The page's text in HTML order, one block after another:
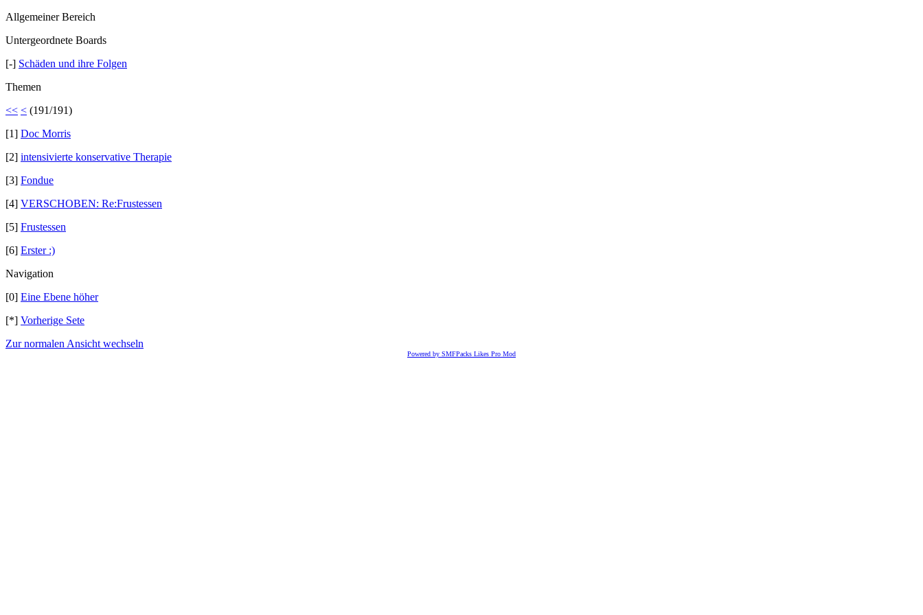
Allgemeiner Bereich
Untergeordnete Boards
[-] Schäden und ihre Folgen
Themen
<< < (191/191)
[1] Doc Morris
[2] intensivierte konservative Therapie
[3] Fondue
[4] VERSCHOBEN: Re:Frustessen
[5] Frustessen
[6] Erster :)
Navigation
[0] Eine Ebene höher
[*] Vorherige Sete
Zur normalen Ansicht wechseln
Powered by SMFPacks Likes Pro Mod